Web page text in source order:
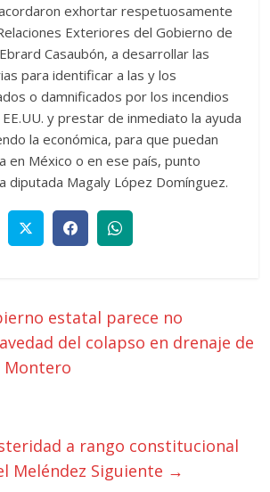
exhortar respetuosamente
Exteriores del Gobierno de
Casaubón, a desarrollar las
para identificar a las y los
o damnificados por los incendios
y prestar de inmediato la ayuda
la económica, para que puedan
en México o en ese país, punto
diputada Magaly López Domínguez.
estatal parece no
del colapso en drenaje de
Montero
a rango constitucional
Meléndez Siguiente →